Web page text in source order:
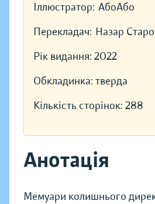
Іллюстратор: АбоАбо
Перекладач: Назар
Рік видання: 2022
Обкладинка: тверда
Кількість сторінок: 288
Анотація
Мемуари колишнього